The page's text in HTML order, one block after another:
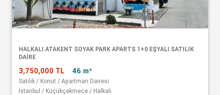
HALKALI ATAKENT SOYAK PARK APARTS 1+0 EŞYALI SATILIK
DAİRE
3,750,000 TL 46 m²
Satılık / Konut / Apartman Dairesi
İstanbul / Küçükçekmece / Halkalı